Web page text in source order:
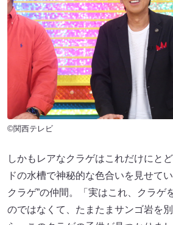
©関西テレビ
しかもレアなクラゲはこれだけにと
ドの水槽で神秘的な色合いを見せて
クラゲ”の仲間。「実はこれ、クラゲ
のではなくて、たまたまサンゴ岩を